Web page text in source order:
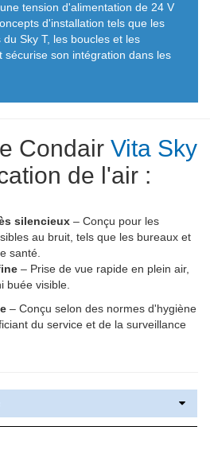
tension d'alimentation de 24 V
d'installation tels que les
Sky T, les boucles et les
sécurise son intégration dans les
Condair Vita Sky
de l'air :
silencieux – Conçu pour les
au bruit, tels que les bureaux et
santé.
– Prise de vue rapide en plein air,
buée visible.
– Conçu selon des normes d'hygiène
du service et de la surveillance